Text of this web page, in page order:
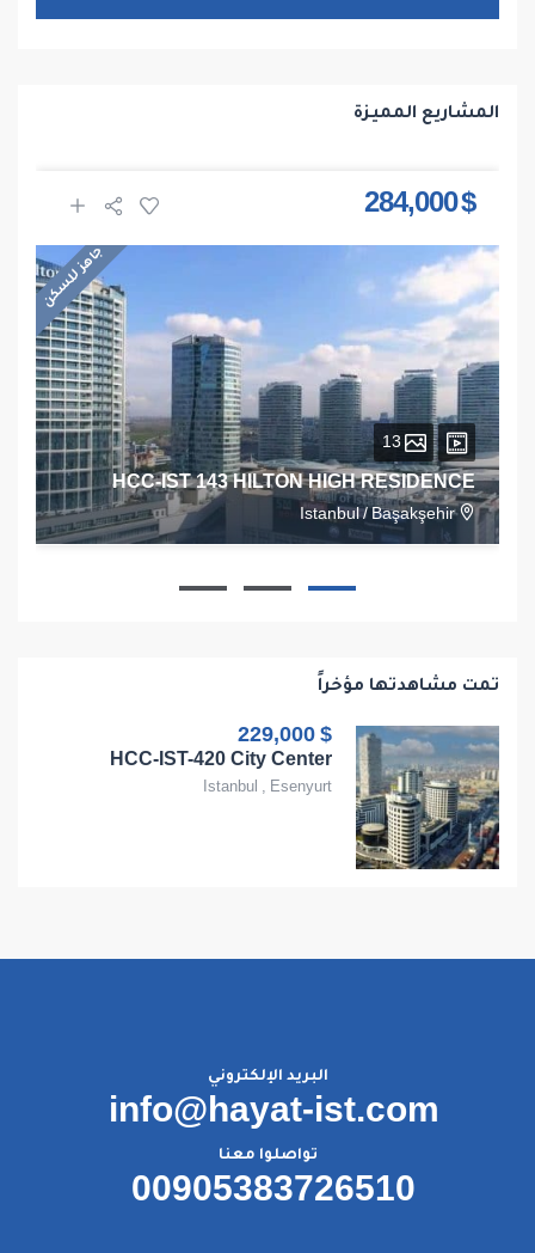
المشاريع المميزة
$ 284,000
جاهز للسكن
HCC-IST 143 HILTON HIGH RESIDENCE
Istanbul / Başakşehir
تمت مشاهدتها مؤخراً
$ 229,000
HCC-IST-420 City Center
Istanbul , Esenyurt
البريد الإلكتروني
info@hayat-ist.com
تواصلوا معنا
00905383726510